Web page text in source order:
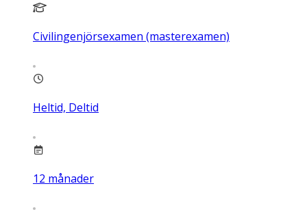
Civilingenjörsexamen (masterexamen)
Heltid, Deltid
12 månader